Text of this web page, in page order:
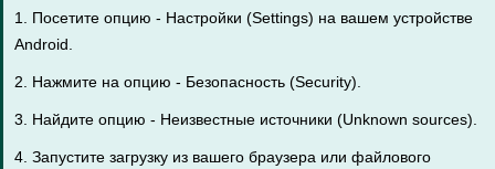
1. Посетите опцию - Настройки (Settings) на вашем устройстве
Android.
2. Нажмите на опцию - Безопасность (Security).
3. Найдите опцию - Неизвестные источники (Unknown sources).
4. Запустите загрузку из вашего браузера или файлового